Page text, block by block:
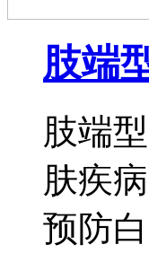
肢端
肢端
肤疾
预防